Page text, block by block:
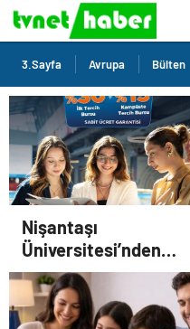
3.Sayfa Avrupa Bülten
Nişantaşı
Üniversitesi’nden
2026 YKS Adaylarına
Çifte Güvence: Sabit
Ücret ve Kesintisiz